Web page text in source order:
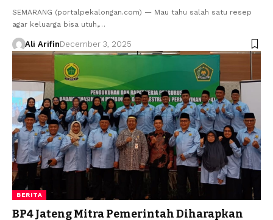
SEMARANG (portalpekalongan.com) — Mau tahu salah satu resep
agar keluarga bisa utuh,…
Ali ArifinDecember 3, 2025
BERITA
BP4 Jateng Mitra Pemerintah Diharapkan